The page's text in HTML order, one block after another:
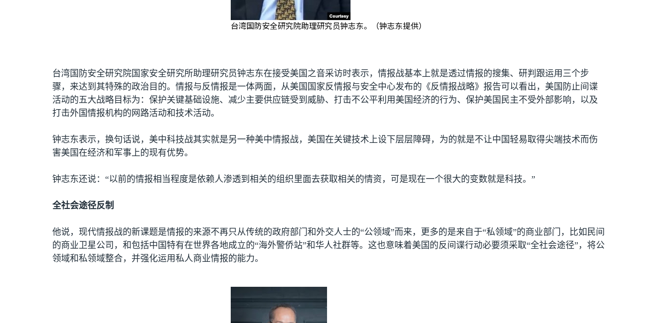
台湾国防安全研究院助理研究员钟志东。（钟志东提供）
台湾国防安全研究院国家安全研究所助理研究员钟志东在接受美国之音采访时表示，情报战基本上就是透过情报的搜集、研判跟运用三个步
骤，来达到其特殊的政治目的。情报与反情报是一体两面，从美国国家反情报与安全中心发布的《反情报战略》报告可以看出，美国防止间谍
活动的五大战略目标为：保护关键基础设施、减少主要供应链受到威胁、打击不公平利用美国经济的行为、保护美国民主不受外部影响，以及
打击外国情报机构的网路活动和技术活动。
钟志东表示，换句话说，美中科技战其实就是另一种美中情报战，美国在关键技术上设下层层障碍，为的就是不让中国轻易取得尖端技术而伤
害美国在经济和军事上的现有优势。
钟志东还说：“以前的情报相当程度是依赖人渗透到相关的组织里面去获取相关的情资，可是现在一个很大的变数就是科技。”
全社会途径反制
他说，现代情报战的新课题是情报的来源不再只从传统的政府部门和外交人士的“公领域”而来，更多的是来自于“私领域”的商业部门，比如民间
的商业卫星公司，和包括中国特有在世界各地成立的“海外警侨站”和华人社群等。这也意味着美国的反间谍行动必要须采取“全社会途径”，将公
领域和私领域整合，并强化运用私人商业情报的能力。